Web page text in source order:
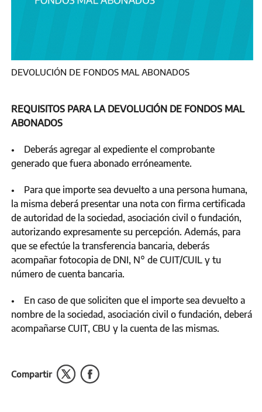
DEVOLUCIÓN DE FONDOS MAL ABONADOS
REQUISITOS PARA LA DEVOLUCIÓN DE FONDOS MAL
ABONADOS
• Deberás agregar al expediente el comprobante
generado que fuera abonado erróneamente.
• Para que importe sea devuelto a una persona humana,
la misma deberá presentar una nota con firma certificada
de autoridad de la sociedad, asociación civil o fundación,
autorizando expresamente su percepción. Además, para
que se efectúe la transferencia bancaria, deberás
acompañar fotocopia de DNI, N° de CUIT/CUIL y tu
número de cuenta bancaria.
• En caso de que soliciten que el importe sea devuelto a
nombre de la sociedad, asociación civil o fundación, deberá
acompañarse CUIT, CBU y la cuenta de las mismas.
Compartir